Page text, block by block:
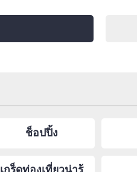
ช็อปปิ้ง